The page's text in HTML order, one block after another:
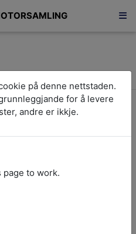
på denne nettstaden.
for å levere
andre er ikkje.
page to work.